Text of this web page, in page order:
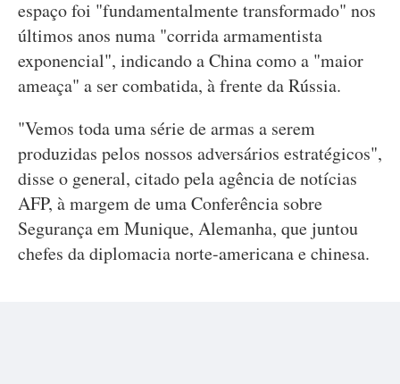
espaço foi "fundamentalmente transformado" nos
últimos anos numa "corrida armamentista
exponencial", indicando a China como a "maior
ameaça" a ser combatida, à frente da Rússia.
"Vemos toda uma série de armas a serem
produzidas pelos nossos adversários estratégicos",
disse o general, citado pela agência de notícias
AFP, à margem de uma Conferência sobre
Segurança em Munique, Alemanha, que juntou
chefes da diplomacia norte-americana e chinesa.